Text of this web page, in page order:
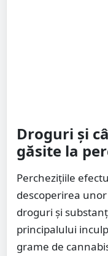
Droguri și
găsite la
Perchezițiile
descoperirea
droguri și
principalului
grame de